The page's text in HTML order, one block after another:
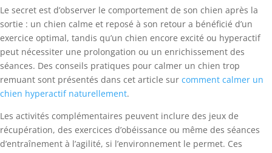
Le secret est d’observer le comportement de son chien après la
sortie : un chien calme et reposé à son retour a bénéficié d’un
exercice optimal, tandis qu’un chien encore excité ou hyperactif
peut nécessiter une prolongation ou un enrichissement des
séances. Des conseils pratiques pour calmer un chien trop
remuant sont présentés dans cet article sur comment calmer un
chien hyperactif naturellement.
Les activités complémentaires peuvent inclure des jeux de
récupération, des exercices d’obéissance ou même des séances
d’entraînement à l’agilité, si l’environnement le permet. Ces